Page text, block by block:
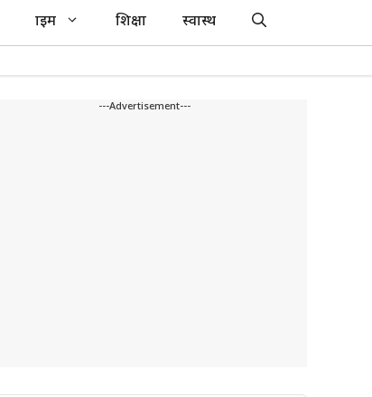
क्राइम शिक्षा स्वास्थ
---Advertisement---